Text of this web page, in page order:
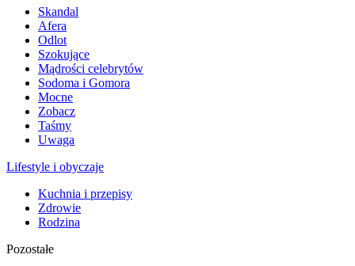
Skandal
Afera
Odlot
Szokujące
Mądrości celebrytów
Sodoma i Gomora
Mocne
Zobacz
Taśmy
Uwaga
Lifestyle i obyczaje
Kuchnia i przepisy
Zdrowie
Rodzina
Pozostałe